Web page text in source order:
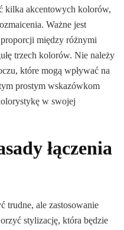
kilka akcentowych kolorów,
Ważne jest
między różnymi
trzech kolorów. Nie należy
które mogą wpływać na
prostym wskazówkom
w swojej
łączenia
trudne, ale zastosowanie
stylizację, która będzie